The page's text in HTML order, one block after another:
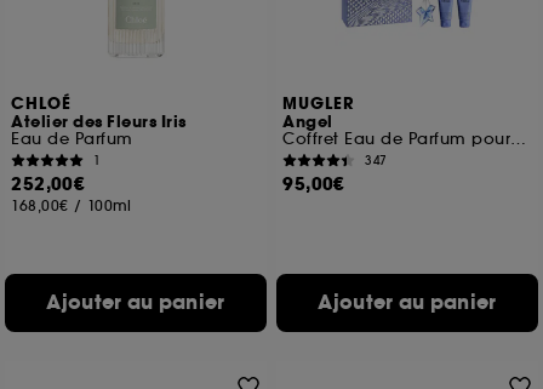
CHLOÉ
Atelier des Fleurs Iris
Eau de Parfum
1
252,00€
168,00€ / 100ml
Ajouter au panier
MUGLER
Angel
Coffret Eau de Parfum pour Femme
347
95,00€
Ajouter au panier